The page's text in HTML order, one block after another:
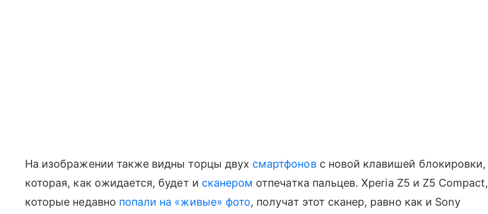
На изображении также видны торцы двух смартфоновс новой клавишей блокировки,
которая, как ожидается, будет и сканером отпечатка пальцев. Xperia Z5 и Z5 Compact,
которые недавно попали на «живые» фото, получат этот сканер, равно как и Sony